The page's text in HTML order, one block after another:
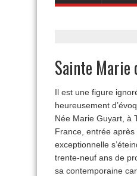
Sainte Marie
Il est une figure
heureusement
Née Marie Guyart, à
France, entrée
exceptionnelle
trente-neuf ans de
sa contemporaine